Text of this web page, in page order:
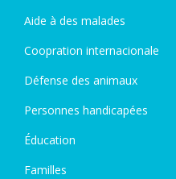
Aide à des malades
Coopration internacionale
Défense des animaux
Personnes handicapées
Éducation
Familles